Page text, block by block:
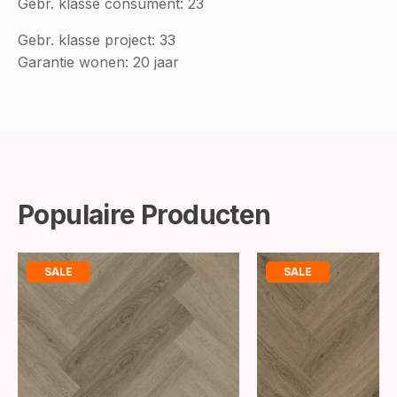
Gebr. klasse consument: 23
Gebr. klasse project: 33
Garantie wonen: 20 jaar
Populaire Producten
SALE SALE